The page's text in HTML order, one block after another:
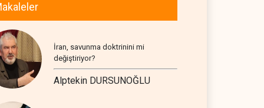
İran, savunma doktrinini mi
değiştiriyor?
Alptekin DURSUNOĞLU